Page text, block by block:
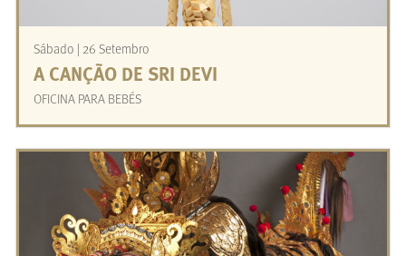
Sábado | 26 Setembro
A CANÇÃO DE SRI DEVI
OFICINA PARA BEBÉS